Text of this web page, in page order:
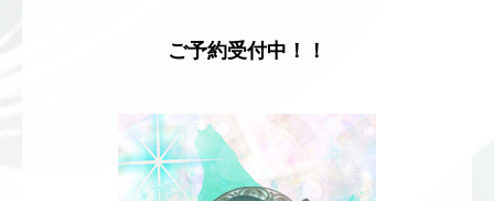
ご予約受付中！！